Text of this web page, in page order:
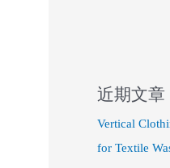
近期文章
Vertical
for Textile